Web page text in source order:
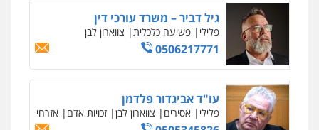
מצגר ושות', חברת עורכי דין
נדל"ן / עסקים משפחה תעבורה
הוצאה לפועל
0545402829
עורך דין תמיר אלטיט
פלילי תעבורה